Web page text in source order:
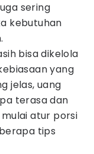
sering
kebutuhan
bisa dikelola
yang
jelas, uang
terasa dan
atur porsi
tips